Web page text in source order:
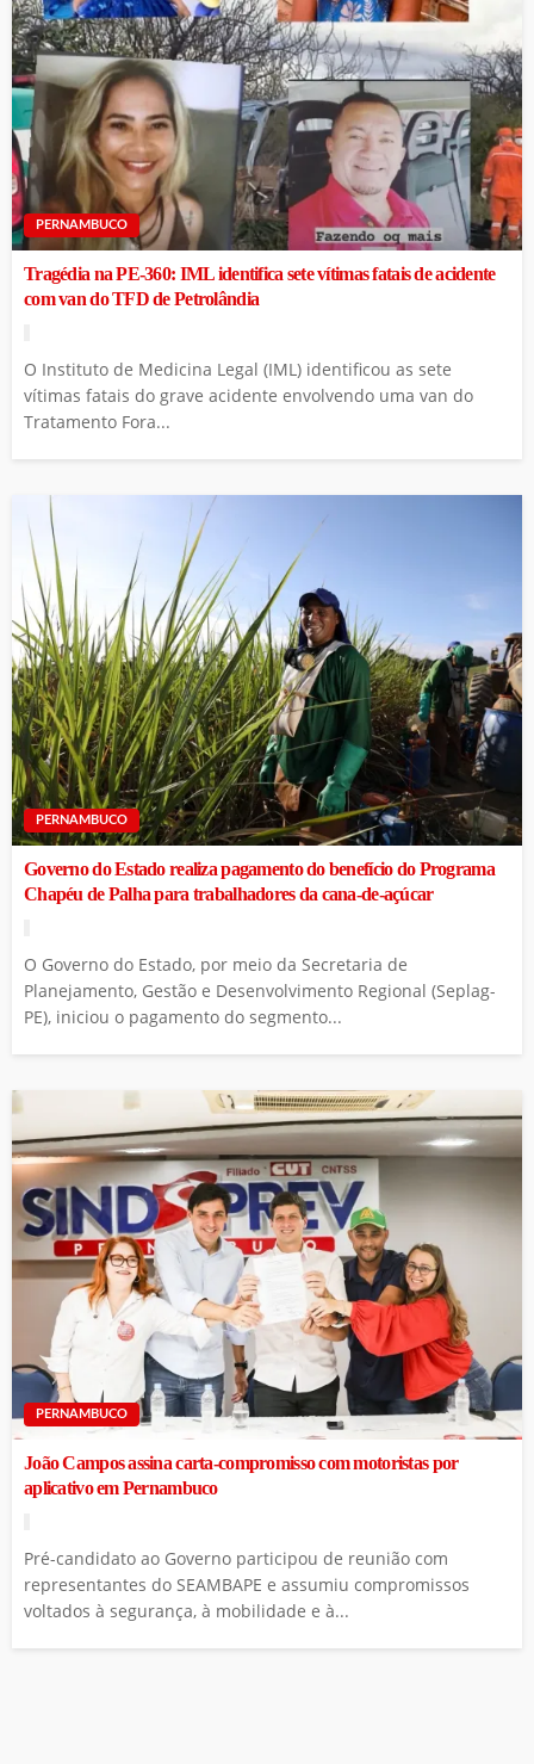
PERNAMBUCO
Tragédia na PE-360: IML identifica sete vítimas fatais de acidente
com van do TFD de Petrolândia
O Instituto de Medicina Legal (IML) identificou as sete
vítimas fatais do grave acidente envolvendo uma van do
Tratamento Fora...
PERNAMBUCO
Governo do Estado realiza pagamento do benefício do Programa
Chapéu de Palha para trabalhadores da cana-de-açúcar
O Governo do Estado, por meio da Secretaria de
Planejamento, Gestão e Desenvolvimento Regional (Seplag-
PE), iniciou o pagamento do segmento...
PERNAMBUCO
João Campos assina carta-compromisso com motoristas por
aplicativo em Pernambuco
Pré-candidato ao Governo participou de reunião com
representantes do SEAMBAPE e assumiu compromissos
voltados à segurança, à mobilidade e à...